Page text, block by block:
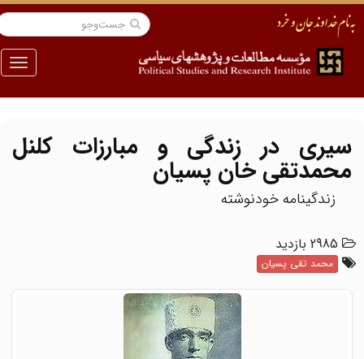
منو
سیری در زندگی و مبارزات کلنل
محمدتقی خان پسیان
زندگينامه خودنوشته
2985 بازدید
محمد تقی پسیان